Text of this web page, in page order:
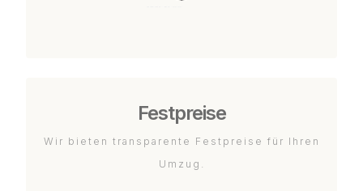
Festpreise
Wir bieten transparente Festpreise für Ihren
Umzug.